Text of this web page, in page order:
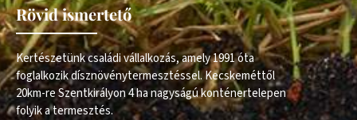
Rövid ismertető
Kertészetünk családi vállalkozás, amely 1991 óta
foglalkozik dísznövénytermesztéssel. Kecskeméttől
20km-re Szentkirályon 4 ha nagyságú konténertelepen
folyik a termesztés.